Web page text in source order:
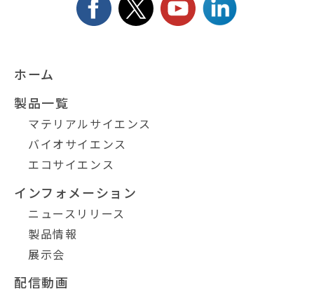
ホーム
製品一覧
マテリアルサイエンス
バイオサイエンス
エコサイエンス
インフォメーション
ニュースリリース
製品情報
展示会
配信動画